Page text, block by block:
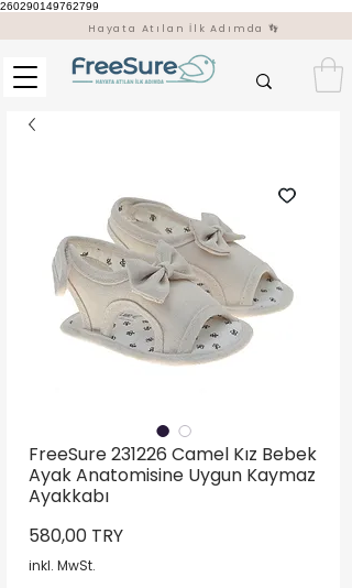
260290149762799
Hayata Atılan İlk Adımda 👣
FreeSure 231226 Camel Kız Bebek
Ayak Anatomisine Uygun Kaymaz
Ayakkabı
580,00 TRYPreis
inkl. MwSt.